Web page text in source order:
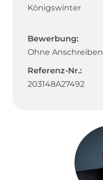
Königswinter
Bewerbung:
Ohne Anschreiben
Referenz-Nr.:
203148A27492